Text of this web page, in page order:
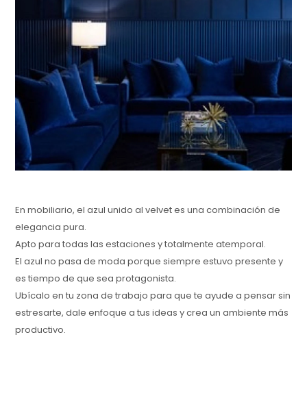
En mobiliario, el azul unido al velvet es una combinación de
elegancia pura.
Apto para todas las estaciones y totalmente atemporal.
El azul no pasa de moda porque siempre estuvo presente y
es tiempo de que sea protagonista.
Ubícalo en tu zona de trabajo para que te ayude a pensar sin
estresarte, dale enfoque a tus ideas y crea un ambiente más
productivo.